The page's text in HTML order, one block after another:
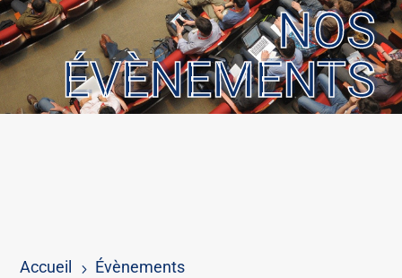
NOS
ÉVÈNEMENTS
Accueil 5 Évènements